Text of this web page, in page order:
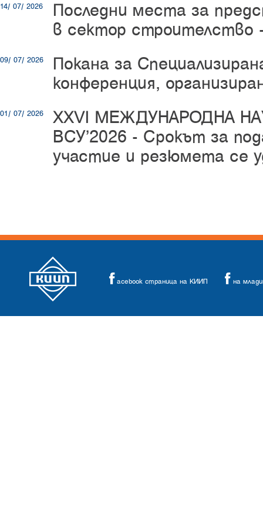
14/ 07/ 2026
Последни места за
в сектор строителство
09/ 07/ 2026
Покана за
конференция,
01/ 07/ 2026
XXVI МЕЖДУНАРОДНА
ВСУ’2026 - Срокът за
участие и резюмета се
acebook страница на КИИП на